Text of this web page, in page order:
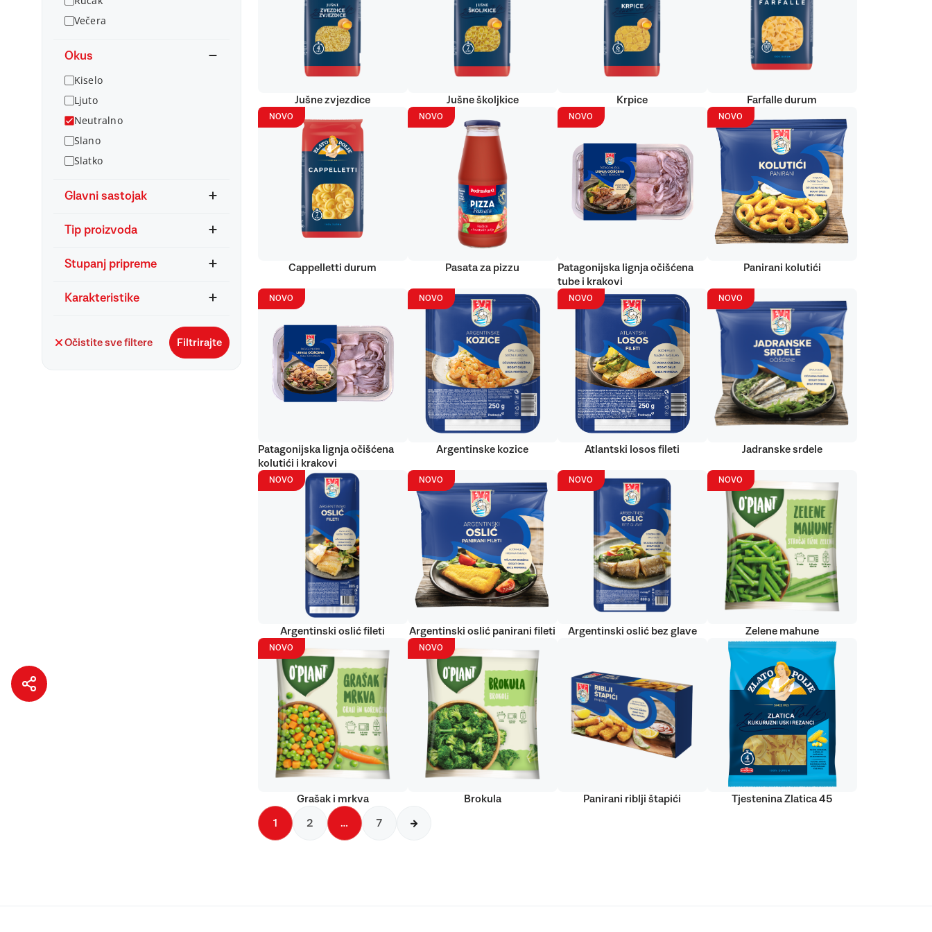
Večera
Okus
Kiselo
Ljuto
Neutralno
Slano
Slatko
Glavni sastojak
Tip proizvoda
Stupanj pripreme
Karakteristike
Očistite sve filtere Filtrirajte
Jušne zvjezdice Jušne školjkice Krpice Farfalle durum
NOVO
Cappelletti durum
NOVO
Pasata za pizzu
NOVO
Patagonijska lignja očišćena
tube i krakovi
NOVO
Panirani kolutići
NOVO
Patagonijska lignja očišćena
kolutići i krakovi
NOVO
Argentinske kozice
NOVO
Atlantski losos fileti
NOVO
Jadranske srdele
NOVO
Argentinski oslić fileti
NOVO
Argentinski oslić panirani fileti
NOVO
Argentinski oslić bez glave
NOVO
Zelene mahune
NOVO
Grašak i mrkva
NOVO
Brokula Panirani riblji štapići Tjestenina Zlatica 45
1 2 … 7